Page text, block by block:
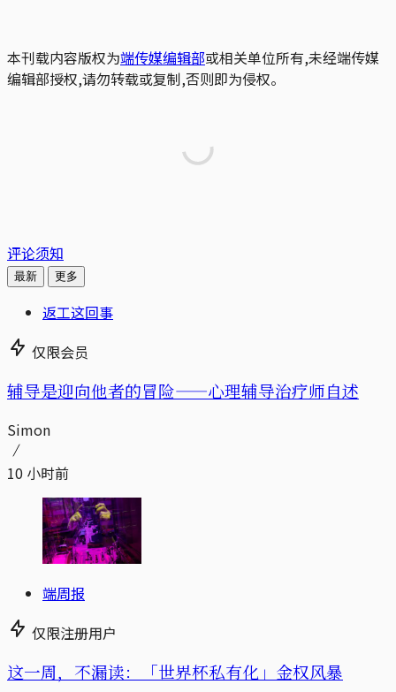
本刊载内容版权为端传媒编辑部或相关单位所有,未经端传媒
编辑部授权,请勿转载或复制,否则即为侵权。
评论须知
最新 更多
返工这回事
仅限会员
辅导是迎向他者的冒险——心理辅导治疗师自述
Simon
10 小时前
端周报
仅限注册用户
这一周，不漏读：「世界杯私有化」金权风暴